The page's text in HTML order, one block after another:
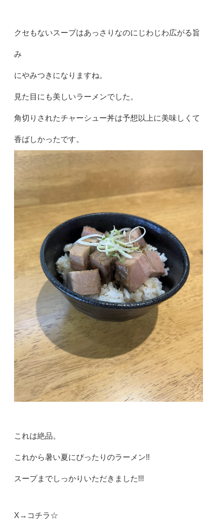
クセもないスープはあっさりなのにじわじわ広がる旨
み
にやみつきになりますね。
見た目にも美しいラーメンでした。
角切りされたチャーシュー丼は予想以上に美味しくて
香ばしかったです。
これは絶品。
これから暑い夏にぴったりのラーメン!!
スープまでしっかりいただきました!!!
X→ コチラ☆